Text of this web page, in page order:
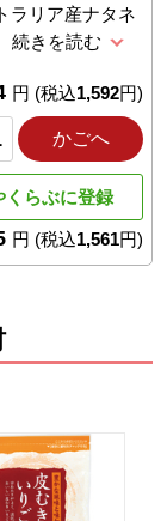
ラリア産ナタネ
9の割合でブレ
洗浄法」で製造
円 (税込1,592円)
かごへ
くらぶに登録
円 (税込1,561円)